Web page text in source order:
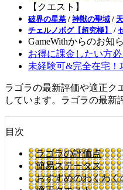
【クエスト】
破界の星墓 / 神獣の聖域 /
チェルノボグ【超究極】
/
GameWithからのお知
お得に課金したい方
未経験可&完全在宅！
ラゴラの最新評価や適正ク
しています。ラゴラの最新
目次
ラゴラの評価点
簡易ステータス
おすすめのわくわく